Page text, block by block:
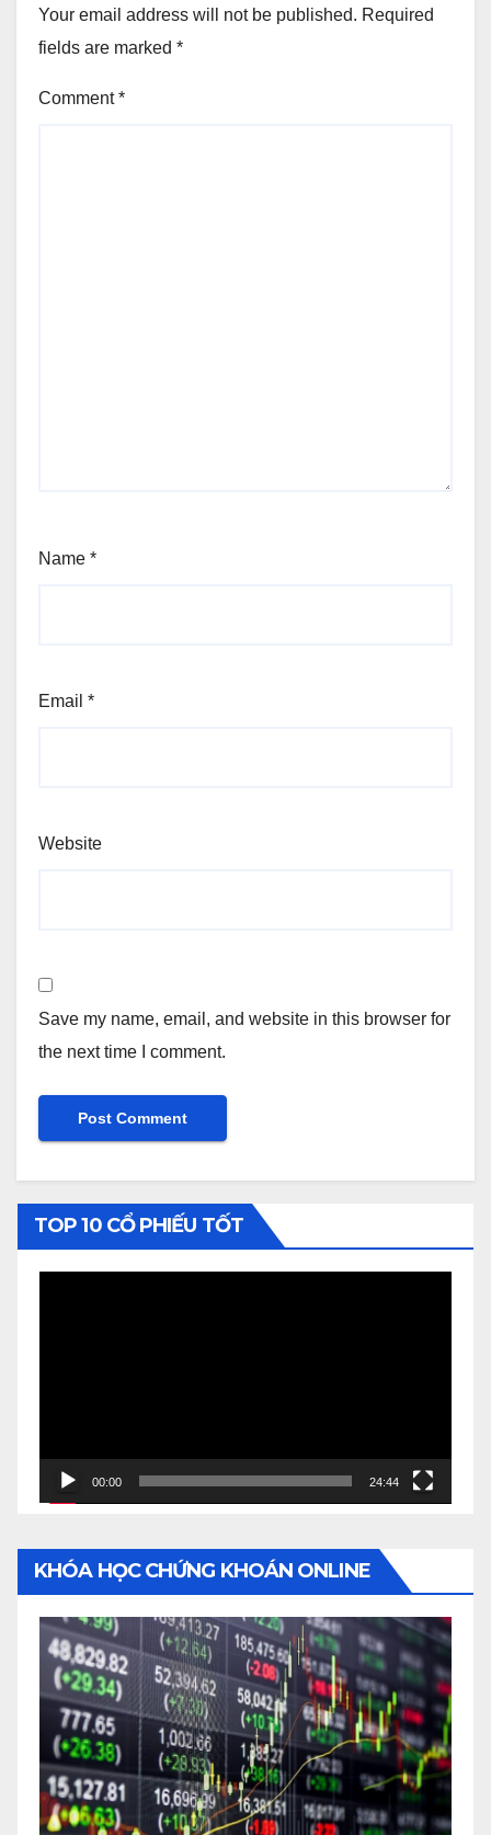
Your email address will not be published. Required
fields are marked *
Comment*
Name *
Email *
Website
Save my name, email, and website in this browser for
the next time I comment.
TOP 10 CỔ PHIẾU TỐT
00:00 24:44
KHÓA HỌC CHỨNG KHOÁN ONLINE